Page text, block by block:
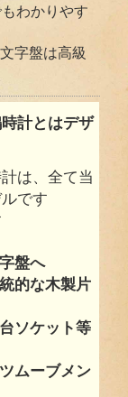
わかりやす
字盤は高級
計とはデザ
は、全て当
です
盤へ
的な木製片
ソケット等
ムーブメン